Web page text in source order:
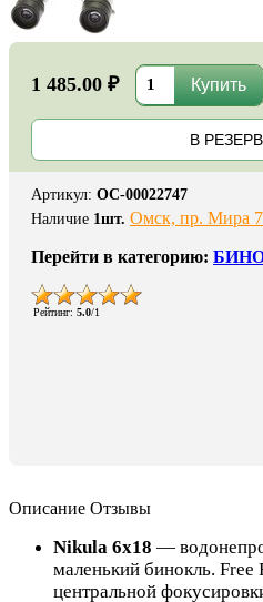
1 485.00 ₽
В
Артикул: ОС-00022747
Наличие 1 шт. Омск, пр. Мира
Перейти в категорию:
Рейтинг: 5.0/1
Описание Отзывы
Nikula 6x18 —
маленький бинокль. Free
центральной